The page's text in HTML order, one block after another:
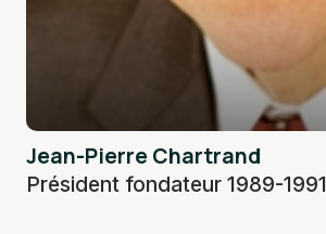
Jean-Pierre Chartrand
Président fondateur 1989-1991